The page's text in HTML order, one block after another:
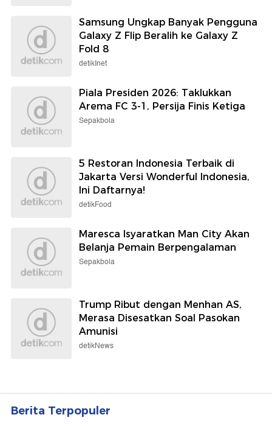
Samsung Ungkap Banyak Pengguna
Galaxy Z Flip Beralih ke Galaxy Z
Fold 8
detikInet
Piala Presiden 2026: Taklukkan
Arema FC 3-1, Persija Finis Ketiga
Sepakbola
5 Restoran Indonesia Terbaik di
Jakarta Versi Wonderful Indonesia,
Ini Daftarnya!
detikFood
Maresca Isyaratkan Man City Akan
Belanja Pemain Berpengalaman
Sepakbola
Trump Ribut dengan Menhan AS,
Merasa Disesatkan Soal Pasokan
Amunisi
detikNews
Berita Terpopuler